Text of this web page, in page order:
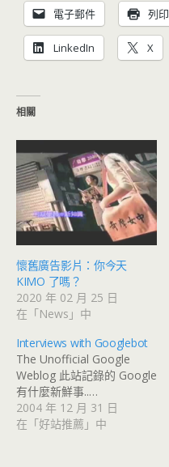
電子郵件 列印
LinkedIn X
相關
懷舊廣告影片：你今天
KIMO 了嗎？
2020 年 02 月 25 日
在「News」中
Interviews with Googlebot
The Unofficial Google
Weblog 此站記錄的 Google
有什麼新鮮事..…
2004 年 12 月 31 日
在「好站推薦」中